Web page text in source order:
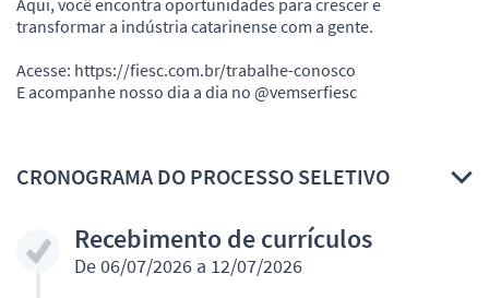
transformar a indústria catarinense com a gente.
Acesse: https://fiesc.com.br/trabalhe-conosco
E acompanhe nosso dia a dia no @vemserfiesc
CRONOGRAMA DO PROCESSO SELETIVO
Recebimento de currículos
De 06/07/2026 a 12/07/2026